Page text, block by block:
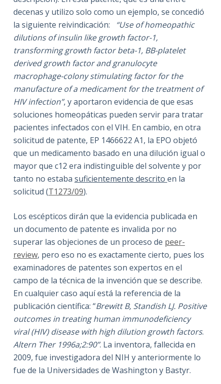
decenas y utilizo solo como un ejemplo, se concedió
la siguiente reivindicación: “Use of homeopathic
dilutions of insulin like growth factor-1,
transforming growth factor beta-1, BB-platelet
derived growth factor and granulocyte
macrophage-colony stimulating factor for the
manufacture of a medicament for the treatment of
HIV infection”, y aportaron evidencia de que esas
soluciones homeopáticas pueden servir para tratar
pacientes infectados con el VIH. En cambio, en otra
solicitud de patente, EP 1466622 A1, la EPO objetó
que un medicamento basado en una dilución igual o
mayor que c12 era indistinguible del solvente y por
tanto no estaba suficientemente descrito en la
solicitud (T1273/09).
Los escépticos dirán que la evidencia publicada en
un documento de patente es invalida por no
superar las objeciones de un proceso de peer-
review, pero eso no es exactamente cierto, pues los
examinadores de patentes son expertos en el
campo de la técnica de la invención que se describe.
En cualquier caso aquí está la referencia de la
publicación científica: “Brewitt B, Standish LJ. Positive
outcomes in treating human immunodeficiency
viral (HIV) disease with high dilution growth factors.
Altern Ther 1996a;2:90”. La inventora, fallecida en
2009, fue investigadora del NIH y anteriormente lo
fue de la Universidades de Washington y Bastyr.